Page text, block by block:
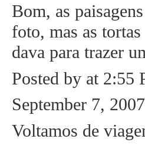
Bom, as
foto, mas as
dava para trazer
Posted by at 2:55
September 7, 2007
Voltamos de